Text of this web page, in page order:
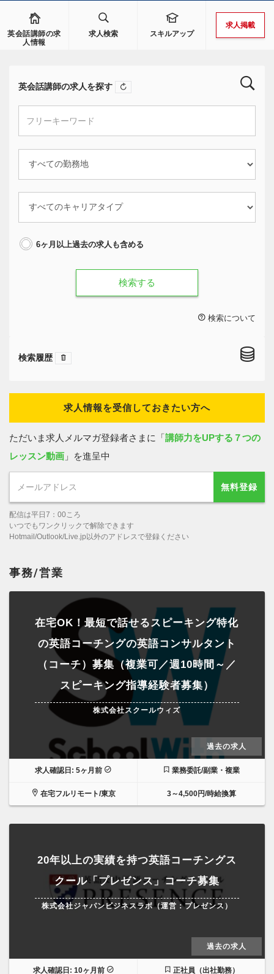
英会話講師の求
人情報
求人検索 スキルアップ
求人掲載
英会話講師の求人を探す
6ヶ月以上過去の求人も含める
検索する
検索について
検索履歴
求人情報を受信しておきたい方へ
ただいま求人メルマガ登録者さまに「 講師力をUPする７つの
レッスン動画 」を進呈中
無料登録
配信は平日7：00ころ
いつでもワンクリックで解除できます
Hotmail/Outlook/Live.jp以外のアドレスで登録ください
事務/営業
在宅OK！最短で話せるスピーキング特化
の英語コーチングの英語コンサルタント
（コーチ）募集（複業可／週10時間～／
スピーキング指導経験者募集）
株式会社スクールウィズ
過去の求人
求人確認日: 5ヶ月前 業務委託/副業・複業
在宅フルリモート/東京 3～4,500円/時給換算
20年以上の実績を持つ英語コーチングス
クール「プレゼンス」コーチ募集
株式会社ジャパンビジネスラボ（運営：プレゼンス）
過去の求人
求人確認日: 10ヶ月前 正社員（出社勤務）